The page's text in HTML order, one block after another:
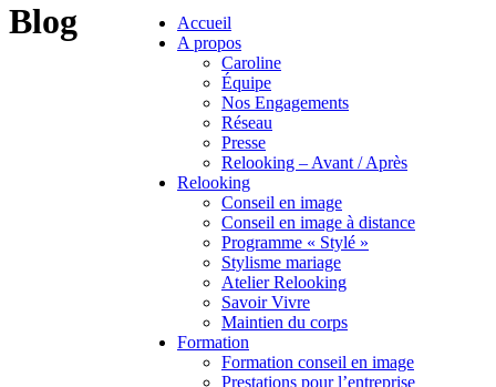
Accueil
A propos
Caroline
Équipe
Nos Engagements
Réseau
Presse
Relooking – Avant / Après
Relooking
Conseil en image
Conseil en image à distance
Programme « Stylé »
Stylisme mariage
Atelier Relooking
Savoir Vivre
Maintien du corps
Formation
Formation conseil en image
Prestations pour l’entreprise
Blog